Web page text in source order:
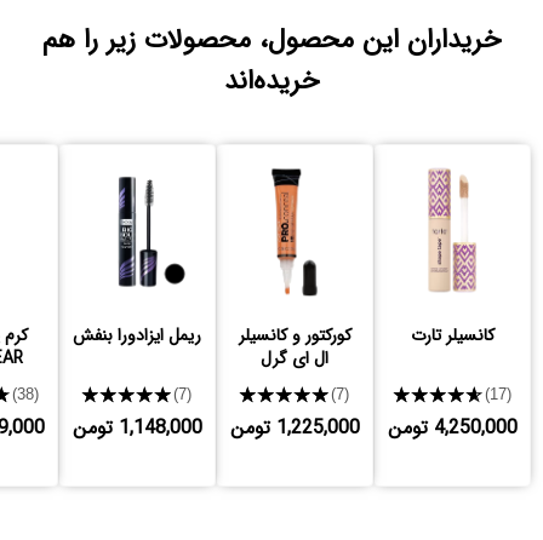
خریداران این محصول، محصولات زیر را هم
خریده‌اند
کانسیلر تارت
★★★★★(17)
4,250,000 تومن
کورکتور و کانسیلر
ال ای گرل
★★★★★(7)
1,225,000 تومن
ریمل ایزادورا بنفش
★★★★★(7)
1,148,000 تومن
(38)